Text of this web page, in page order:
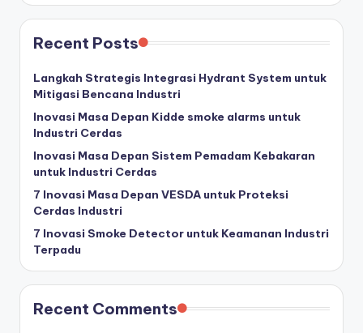
Recent Posts
Langkah Strategis Integrasi Hydrant System untuk
Mitigasi Bencana Industri
Inovasi Masa Depan Kidde smoke alarms untuk
Industri Cerdas
Inovasi Masa Depan Sistem Pemadam Kebakaran
untuk Industri Cerdas
7 Inovasi Masa Depan VESDA untuk Proteksi
Cerdas Industri
7 Inovasi Smoke Detector untuk Keamanan Industri
Terpadu
Recent Comments